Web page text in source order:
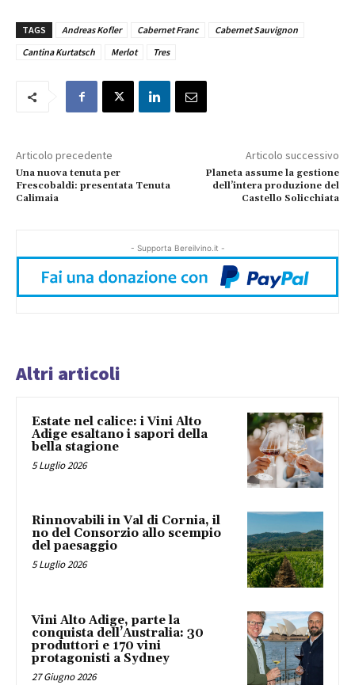
TAGS Andreas Kofler Cabernet Franc
Cabernet Sauvignon
Cantina Kurtatsch
Merlot Tres
Articolo precedente
Una nuova tenuta per
Frescobaldi: presentata Tenuta
Calimaia
Articolo successivo
Planeta assume la gestione
dell’intera produzione del
Castello Solicchiata
- Supporta Bereilvino.it -
Altri articoli
Estate nel calice: i Vini Alto
Adige esaltano i sapori della
bella stagione
5 Luglio 2026
Rinnovabili in Val di Cornia, il
no del Consorzio allo scempio
del paesaggio
5 Luglio 2026
Vini Alto Adige, parte la
conquista dell’Australia: 30
produttori e 170 vini
protagonisti a Sydney
27 Giugno 2026